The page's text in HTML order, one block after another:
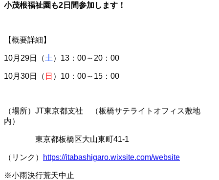
小茂根福祉園も2日間参加します！
【概要詳細】
10月29日（土 ）13：00～20：00
10月30日（ 日 ）10：00～15：00
（場所）JT東京都支社 （板橋サテライトオフィス敷地
内）
東京都板橋区大山東町41-1
（リンク） https://itabashigaro.wixsite.com/website
※小雨決行荒天中止